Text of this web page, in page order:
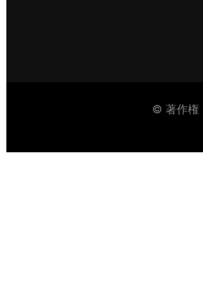
© 著作権